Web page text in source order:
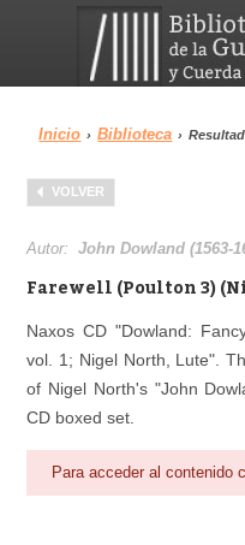
Menu
Biblioteca
Área personal
Inicio › Biblioteca ›
VOLVER
Autor:John Dowland (1563-
Farewell (Poulton 3)
Naxos CD "Dowland:
vol. 1; Nigel North, Lute".
of Nigel North's "John
CD boxed set.
Para acceder al contenido